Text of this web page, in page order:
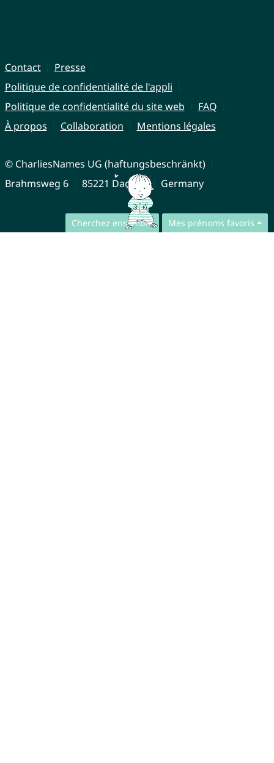
Cherchez ensemble Mes prénoms favoris
Contact
Presse
Politique de confidentialité de l'appli
Politique de confidentialité du site web
FAQ
À propos
Collaboration Mentions légales
© CharliesNames UG (haftungsbeschränkt)
Brahmsweg 6
85221 Dachau Germany